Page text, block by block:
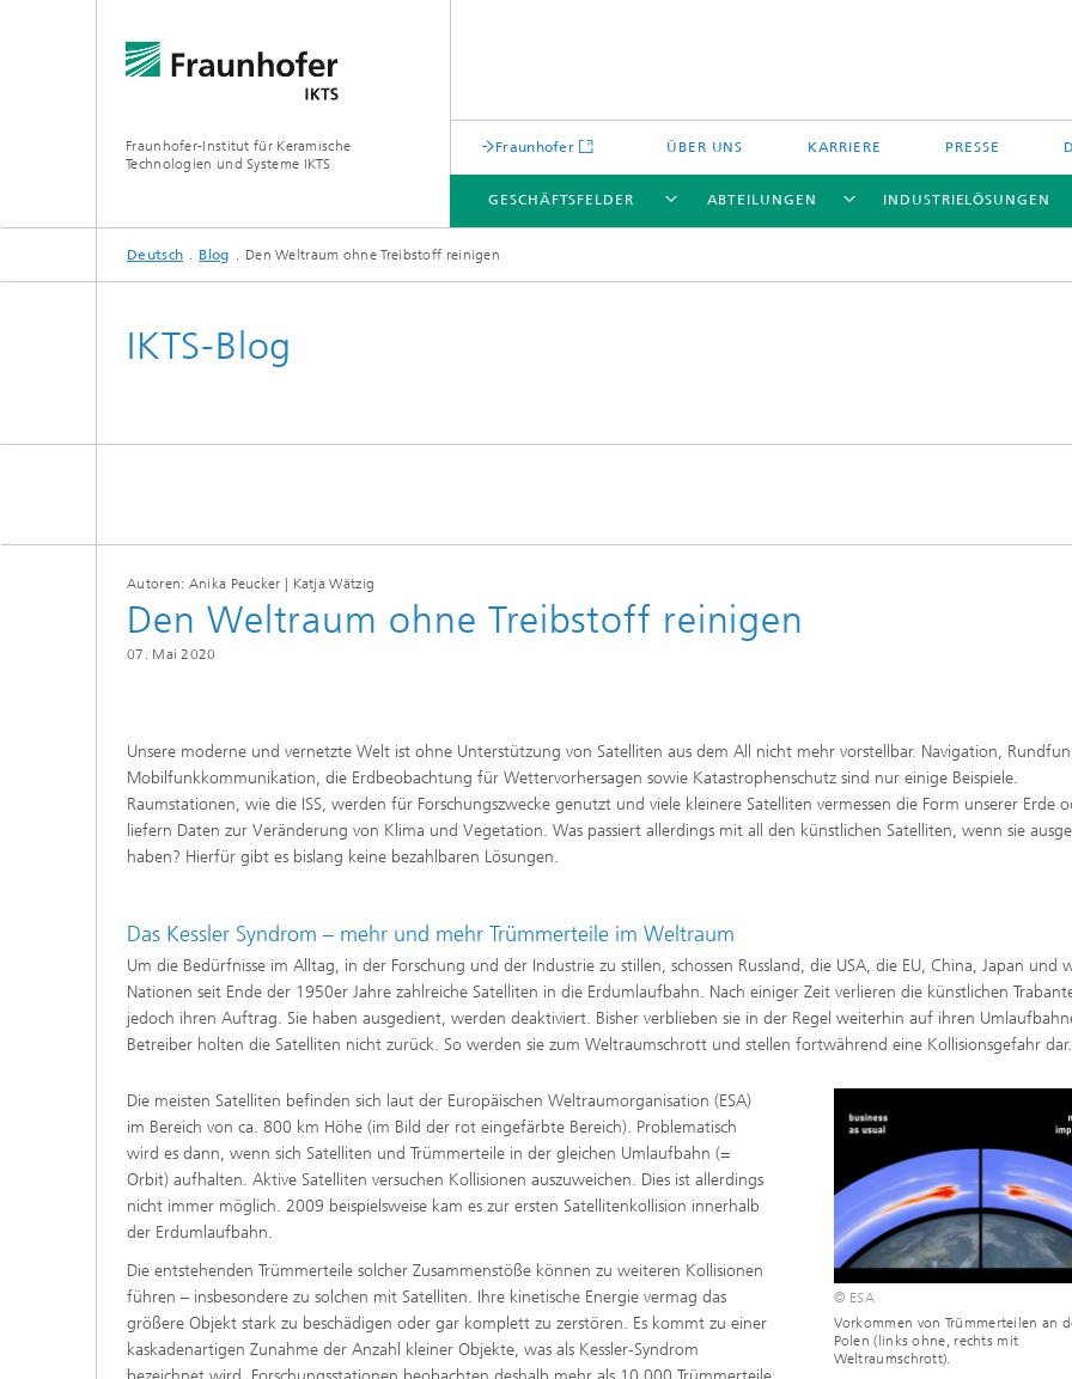
Fraunhofer-Institut für Keramische
Technologien und Systeme IKTS
Fraunhofer ÜBER UNS KARRIERE PRESSE
GESCHÄFTSFELDER
GESCHÄFTSFELDER
ABTEILUNGEN
ABTEILUNGEN
Mikroelektronik-Materialien und
Zustandsüberwachung und
Prüfdienstleistungen
Werkstoffe und Komponenten Oxidkeramik
Materialdaten
INDUSTRIELÖSUNGEN
INDUSTRIELÖSUNGEN
MESSEN / VERANSTALTUNGEN
Security Innovation Day
Deutsch Blog Den Weltraum ohne Treibstoff reinigen
IKTS-Blog
Autoren: Anika Peucker | Katja Wätzig
Den Weltraum ohne Treibstoff reinigen
07. Mai 2020
Unsere moderne und vernetzte Welt ist ohne Unterstützung von Satelliten aus dem All nicht mehr vorstellbar. Navigation,
Mobilfunkkommunikation, die Erdbeobachtung für Wettervorhersagen sowie Katastrophenschutz sind nur einige Beispiele.
Raumstationen, wie die ISS, werden für Forschungszwecke genutzt und viele kleinere Satelliten vermessen die Form unserer Erde
liefern Daten zur Veränderung von Klima und Vegetation. Was passiert allerdings mit all den künstlichen Satelliten, wenn sie
haben? Hierfür gibt es bislang keine bezahlbaren Lösungen.
Das Kessler Syndrom – mehr und mehr Trümmerteile im Weltraum
Um die Bedürfnisse im Alltag, in der Forschung und der Industrie zu stillen, schossen Russland, die USA, die EU, China, Japan und
Nationen seit Ende der 1950er Jahre zahlreiche Satelliten in die Erdumlaufbahn. Nach einiger Zeit verlieren die künstlichen
jedoch ihren Auftrag. Sie haben ausgedient, werden deaktiviert. Bisher verblieben sie in der Regel weiterhin auf ihren
Betreiber holten die Satelliten nicht zurück. So werden sie zum Weltraumschrott und stellen fortwährend eine Kollisionsgefahr dar.
Die meisten Satelliten befinden sich laut der Europäischen Weltraumorganisation (ESA)
im Bereich von ca. 800 km Höhe (im Bild der rot eingefärbte Bereich). Problematisch
wird es dann, wenn sich Satelliten und Trümmerteile in der gleichen Umlaufbahn (=
Orbit) aufhalten. Aktive Satelliten versuchen Kollisionen auszuweichen. Dies ist allerdings
nicht immer möglich. 2009 beispielsweise kam es zur ersten Satellitenkollision innerhalb
der Erdumlaufbahn.
Die entstehenden Trümmerteile solcher Zusammenstöße können zu weiteren Kollisionen
führen – insbesondere zu solchen mit Satelliten. Ihre kinetische Energie vermag das
größere Objekt stark zu beschädigen oder gar komplett zu zerstören. Es kommt zu einer
kaskadenartigen Zunahme der Anzahl kleiner Objekte, was als Kessler-Syndrom
© ESA
Vorkommen von Trümmerteilen an
Polen (links ohne, rechts mit
Weltraumschrott).